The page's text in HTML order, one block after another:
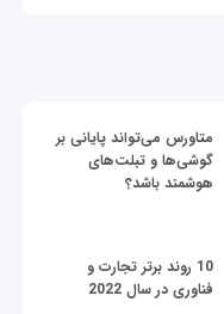
متاورس می‌تواند پایانی بر
گوشی‌ها و تبلت‌های
هوشمند باشد؟
10 روند برتر تجارت و
فناوری در سال 2022